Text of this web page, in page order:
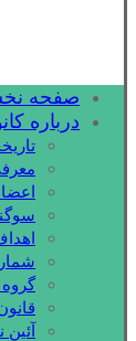
صفحه
درباره